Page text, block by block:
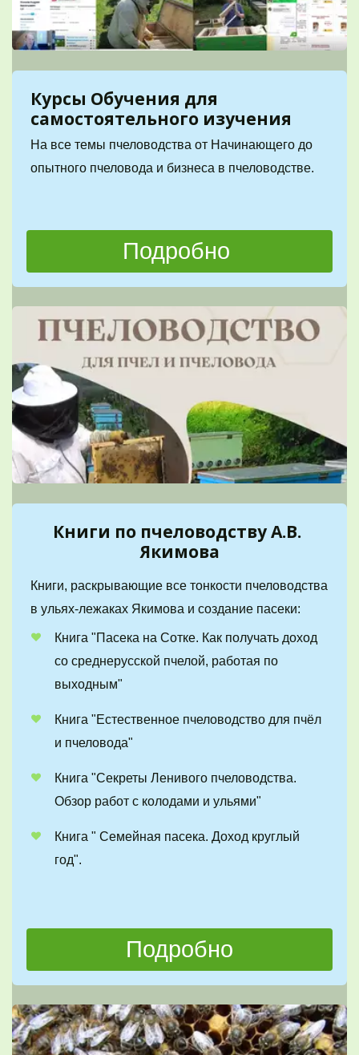
Курсы Обучения для
самостоятельного изучения
На все темы пчеловодства от Начинающего до
опытного пчеловода и бизнеса в пчеловодстве.
Подробно
Книги по пчеловодству А.В.
Якимова
Книги, раскрывающие все тонкости пчеловодства
в ульях-лежаках Якимова и создание пасеки:
Книга "Пасека на Сотке. Как получать доход
со среднерусской пчелой, работая по
выходным"
Книга "Естественное пчеловодство для пчёл
и пчеловода"
Книга "Секреты Ленивого пчеловодства.
Обзор работ с колодами и ульями"
Книга " Семейная пасека. Доход круглый
год".
Подробно